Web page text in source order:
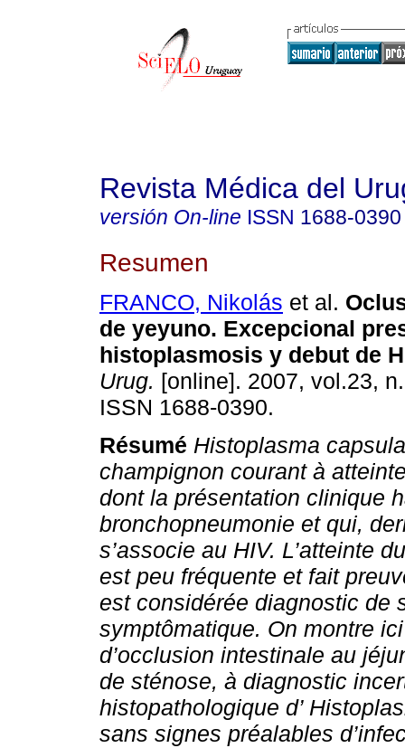
Revista Médica del
versión On-line ISSN 1688-0390
Resumen
FRANCO, Nikolás et al.
de yeyuno. Excepcional
histoplasmosis y debut de
Urug. [online]. 2007, vol.23,
ISSN 1688-0390.
Résumé Histoplasma
champignon courant à
dont la présentation clinique
bronchopneumonie et qui,
s’associe au HIV. L’atteinte
est peu fréquente et fait
est considérée diagnostic de
symptômatique. On montre
d’occlusion intestinale au
de sténose, à diagnostic
histopathologique d’
sans signes préalables